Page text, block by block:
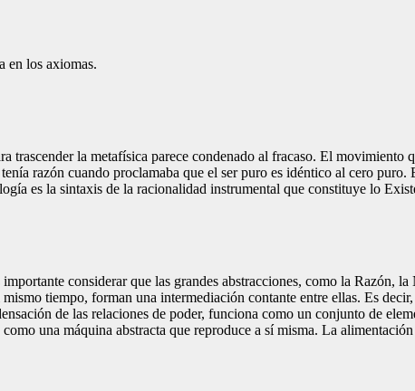
en los axiomas.
trascender la metafísica parece condenado al fracaso. El movimiento
razón cuando proclamaba que el ser puro es idéntico al cero puro.
es la sintaxis de la racionalidad instrumental que constituye lo
considerar que las grandes abstracciones, como la Razón,
mismo tiempo, forman una intermediación contante entre ellas. Es
de las relaciones de poder, funciona como un conjunto de
una máquina abstracta que reproduce a sí misma. La